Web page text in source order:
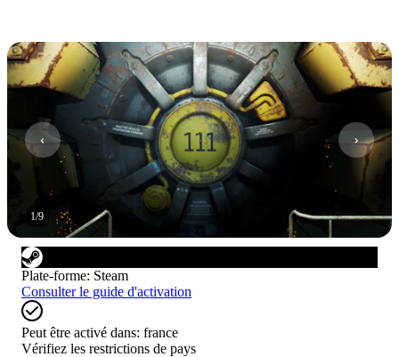
1/9
Plate-forme: Steam
Consulter le guide d'activation
Peut être activé dans: france
Vérifiez les restrictions de pays